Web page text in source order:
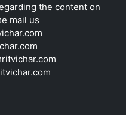
the content on
mail us